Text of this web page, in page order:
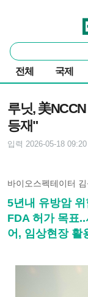
통
합
검
색
전체 국제
루닛, 美
등재"
입력 2026-05-18 09:20
바이오스펙테이터
5년내 유방암
FDA 허가 목표
어, 임상현장 활